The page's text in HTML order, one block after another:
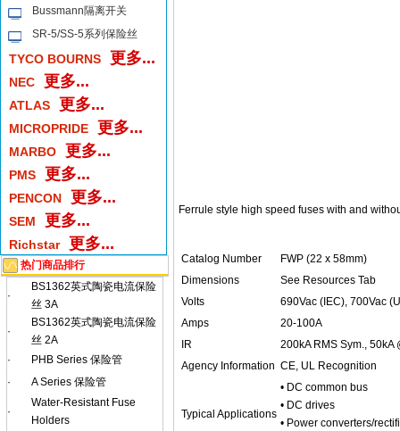
Bussmann隔离开关
SR-5/SS-5系列保险丝
TYCO BOURNS 更多...
NEC 更多...
ATLAS 更多...
MICROPRIDE 更多...
MARBO 更多...
PMS 更多...
PENCON 更多...
SEM 更多...
Richstar 更多...
热门商品排行
·
BS1362英式陶瓷电流保险
丝 3A
·
BS1362英式陶瓷电流保险
丝 2A
·
PHB Series 保险管
·
A Series 保险管
·
Water-Resistant Fuse
Holders
Ferrule style high speed fuses with and
Catalog Number
FWP (22 x 58mm)
Dimensions
See Resources Tab
Volts
690Vac (IEC), 700Vac
Amps
20-100A
IR
200kA RMS Sym., 50kA
Agency Information CE, UL Recognition
Typical Applications
• DC common bus
• DC drives
• Power converters/